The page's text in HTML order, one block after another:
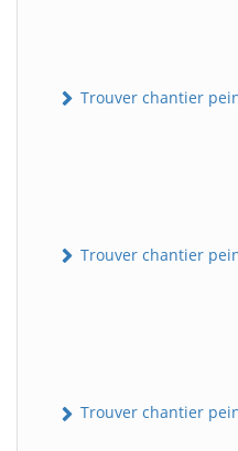
Trouver chantier
Trouver chantier
Trouver chantier